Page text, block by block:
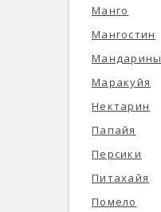
Манго
Мангостин
Мандарины
Маракуйя
Нектарин
Папайя
Персики
Питахайя
Помело